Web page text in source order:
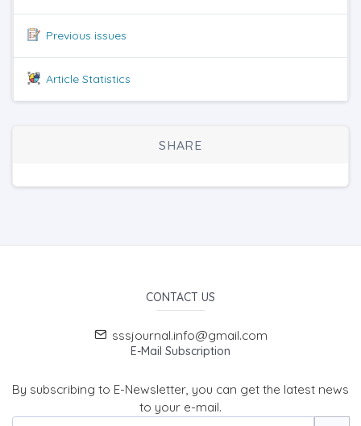
Previous issues
Article Statistics
SHARE
CONTACT US
sssjournal.info@gmail.com
E-Mail Subscription
By subscribing to E-Newsletter, you can get the latest news
to your e-mail.